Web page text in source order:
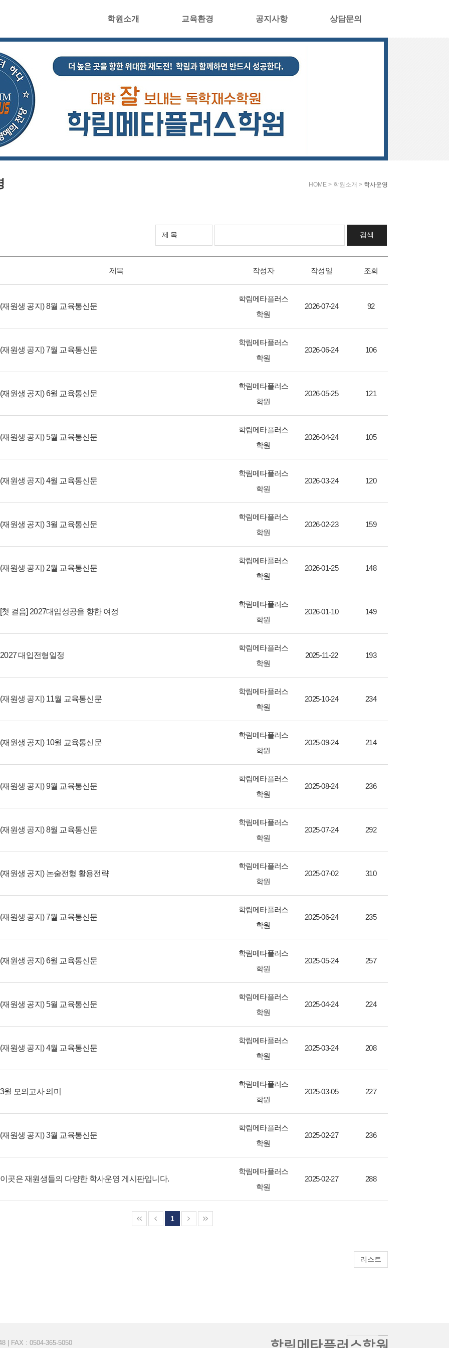
학원소개 교육환경 공지사항 상담문의
HOME > 학원소개 > 학사운영
검색
제목 작성자 작성일 조회
(재원생 공지) 8월 교육통신문
학림메타플러스
학원
2026-07-24 92
(재원생 공지) 7월 교육통신문
학림메타플러스
학원
2026-06-24 106
(재원생 공지) 6월 교육통신문
학림메타플러스
학원
2026-05-25 121
(재원생 공지) 5월 교육통신문
학림메타플러스
학원
2026-04-24 105
(재원생 공지) 4월 교육통신문
학림메타플러스
학원
2026-03-24 120
(재원생 공지) 3월 교육통신문
학림메타플러스
학원
2026-02-23 159
(재원생 공지) 2월 교육통신문
학림메타플러스
학원
2026-01-25 148
[첫 걸음] 2027대입성공을 향한 여정
학림메타플러스
학원
2026-01-10 149
2027 대입전형일정
학림메타플러스
학원
2025-11-22 193
(재원생 공지) 11월 교육통신문
학림메타플러스
학원
2025-10-24 234
(재원생 공지) 10월 교육통신문
학림메타플러스
학원
2025-09-24 214
(재원생 공지) 9월 교육통신문
학림메타플러스
학원
2025-08-24 236
(재원생 공지) 8월 교육통신문
학림메타플러스
학원
2025-07-24 292
(재원생 공지) 논술전형 활용전략
학림메타플러스
학원
2025-07-02 310
(재원생 공지) 7월 교육통신문
학림메타플러스
학원
2025-06-24 235
(재원생 공지) 6월 교육통신문
학림메타플러스
학원
2025-05-24 257
(재원생 공지) 5월 교육통신문
학림메타플러스
학원
2025-04-24 224
(재원생 공지) 4월 교육통신문
학림메타플러스
학원
2025-03-24 208
3월 모의고사 의미
학림메타플러스
학원
2025-03-05 227
(재원생 공지) 3월 교육통신문
학림메타플러스
학원
2025-02-27 236
이곳은 재원생들의 다양한 학사운영 게시판입니다.
학림메타플러스
학원
2025-02-27 288
1
리스트
| FAX : 0504-365-5050